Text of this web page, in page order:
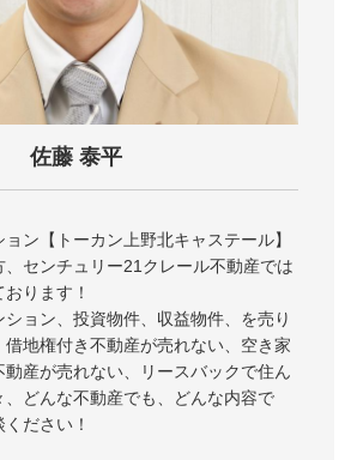
佐藤 泰平
ョン
トーカン上野北キャステール
センチュリー21クレール不動産では
ります！
ション、投資物件、収益物件、を売り
地権付き不動産が売れない、空き家
産が売れない、リースバックで住ん
、どんな不動産でも、どんな内容で
ださい！